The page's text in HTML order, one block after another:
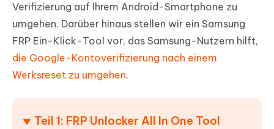
Verifizierung auf Ihrem Android-Smartphone zu
umgehen. Darüber hinaus stellen wir ein Samsung
FRP Ein-Klick-Tool vor, das Samsung-Nutzern hilft,
die Google-Kontoverifizierung nach einem
Werksreset zu umgehen.
Teil 1: FRP Unlocker All In One Tool